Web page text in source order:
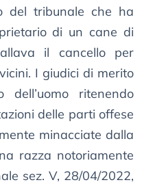
del tribunale che ha
di un cane di
il cancello per
I giudici di merito
ritenendo
delle parti offese
minacciate dalla
razza notoriamente
sez. V, 28/04/2022,